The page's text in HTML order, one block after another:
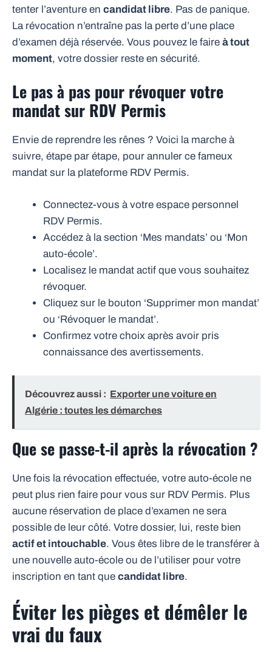
tenter l’aventure en candidat libre. Pas de panique.
La révocation n’entraîne pas la perte d’une place
d’examen déjà réservée. Vous pouvez le faire à tout
moment, votre dossier reste en sécurité.
Le pas à pas pour révoquer votre
mandat sur RDV Permis
Envie de reprendre les rênes ? Voici la marche à
suivre, étape par étape, pour annuler ce fameux
mandat sur la plateforme RDV Permis.
Connectez-vous à votre espace personnel
RDV Permis.
Accédez à la section ‘Mes mandats’ ou ‘Mon
auto-école’.
Localisez le mandat actif que vous souhaitez
révoquer.
Cliquez sur le bouton ‘Supprimer mon mandat’
ou ‘Révoquer le mandat’.
Confirmez votre choix après avoir pris
connaissance des avertissements.
Découvrez aussi : Exporter une voiture en
Algérie : toutes les démarches
Que se passe-t-il après la révocation ?
Une fois la révocation effectuée, votre auto-école ne
peut plus rien faire pour vous sur RDV Permis. Plus
aucune réservation de place d’examen ne sera
possible de leur côté. Votre dossier, lui, reste bien
actif et intouchable. Vous êtes libre de le transférer à
une nouvelle auto-école ou de l’utiliser pour votre
inscription en tant que candidat libre.
Éviter les pièges et démêler le
vrai du faux